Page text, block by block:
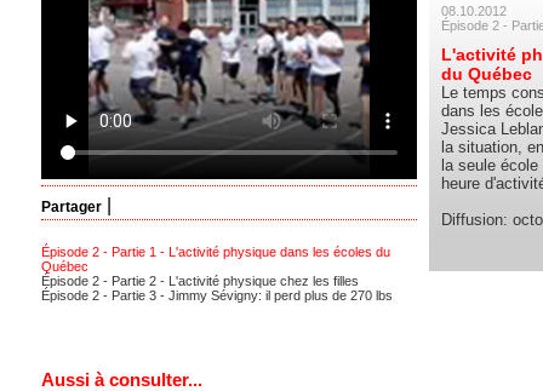
Partager
Épisode 2 - Partie 1 - L'activité physique dans les écoles du
Québec
Épisode 2 - Partie 2 - L'activité physique chez les filles
Épisode 2 - Partie 3 - Jimmy Sévigny: il perd plus de 270 lbs
08.10.2012
Épisode 2 -
L'activité
du Québec
Le temps
dans les
Jessica
la situation,
la seule
heure
Diffusion:
Aussi à consulter...